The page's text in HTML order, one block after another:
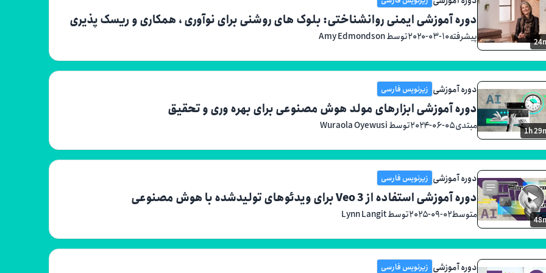
دوره آموزشی ایمنی روانشناختی: بلوک های روشنی برای نوآوری ، همکاری و ریسک پذیری
پیشرفته۲۰۲۰-۰۳-۱۰توسط Amy Edmondson
1h
دوره آموزشی زیرنویس فارسی
دوره آموزشی ابزارهای مولد هوش مصنوعی برای بهره وری و تحقیق
مبتدی۲۰۲۴-۰۶-۰۵توسط Wuraola Oyewusi
دوره آموزشی زیرنویس فارسی
دوره آموزشی استفاده از Veo 3 برای ویدئوهای تولیدشده با هوش مصنوعی
متوسط۲۰۲۵-۰۹-۰۲توسط Lynn Langit
دوره آموزشی زیرنویس فارسی